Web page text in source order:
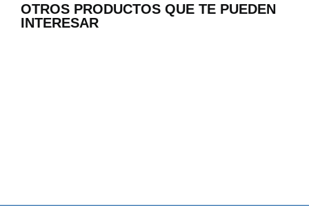
OTROS PRODUCTOS QUE TE PUEDEN
INTERESAR